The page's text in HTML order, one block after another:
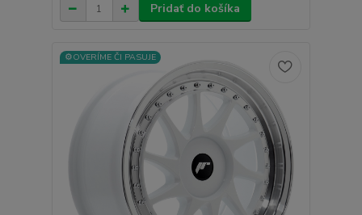
Pridať do košíka
⚙️OVERÍME ČI PASUJE